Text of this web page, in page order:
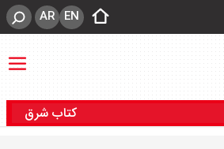
EN
AR
کتاب شرق